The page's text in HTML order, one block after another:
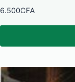
6.500CFA